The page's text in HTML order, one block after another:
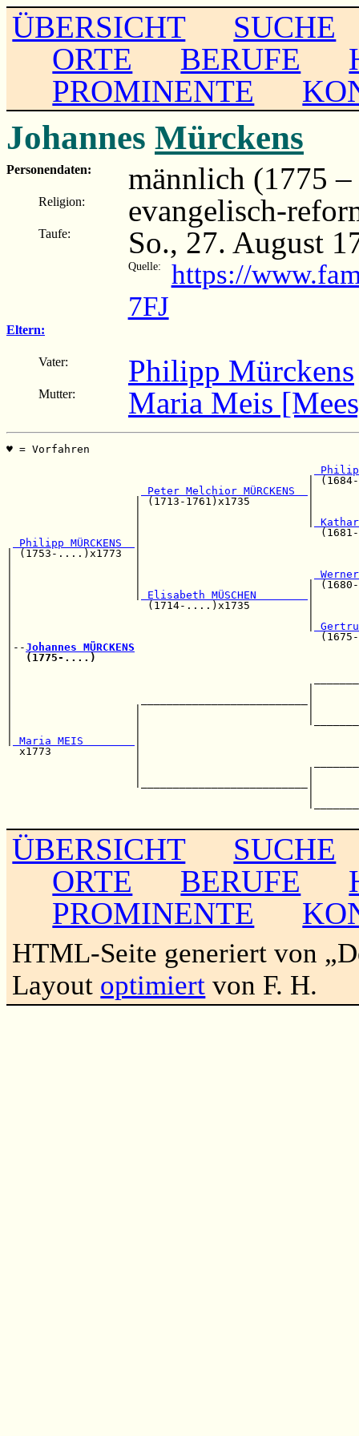
ÜBERSICHT
SUCHE
ORTE
BERUFE
PROMINENTE
Johannes Mürckens
Personendaten: männlich (1775
Religion: evangelisch-
Taufe: So., 27. August
Quelle:
https://
7FJ
Eltern:
Vater: Philipp Mürckens
Mutter: Maria Meis
♥ =
|
Peter Melchior MÜRCKENS
| (1713-1761)x1735
|
Philipp MÜRCKENS
| (1753-
|                   |                          |
Elisabeth MÜSCHEN
|                     (1714-
|                                                (1675-
|--Johannes MÜRCKENS
(1775-....)
|
|                   |
|
Maria MEIS
x1773             |
|
ÜBERSICHT
SUCHE
ORTE
BERUFE
PROMINENTE
HTML-Seite generiert von
Layout optimiert von F. H.